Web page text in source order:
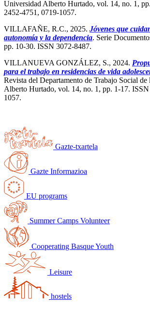
Universidad Alberto Hurtado, vol. 14, no. 1,
2452-4751, 0719-1057.
VILLAFAÑE, R.C., 2025. Jóvenes que
autonomía y la dependencia. Serie
pp. 10-30. ISSN 3072-8487.
VILLANUEVA GONZÁLEZ, S., 2024.
para el trabajo en residencias de vida
Revista del Departamento de Trabajo Social
Alberto Hurtado, vol. 14, no. 1, pp. 1-17.
1057.
Gazte-txartela
Gazte Informazioa
EU programs
Summer Camps Volunteer
Cooperating Basque Youth
Leisure
hostels